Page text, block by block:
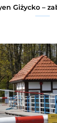
Giżycko –